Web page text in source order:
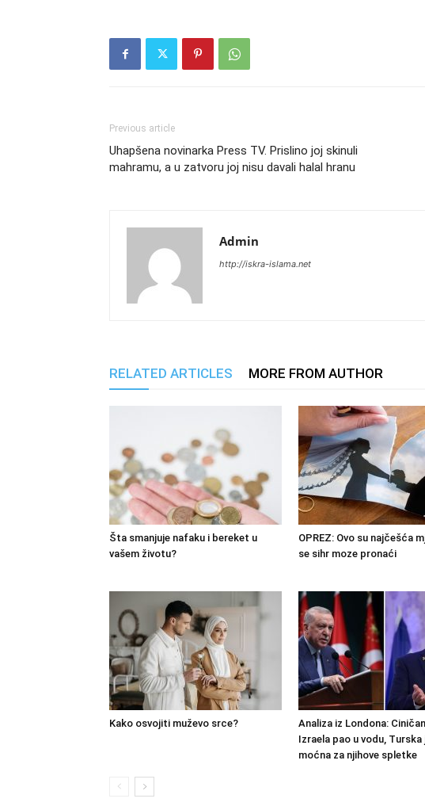
Previous article
Uhapšena novinarka Press TV. Prislino joj skinuli
mahramu, a u zatvoru joj nisu davali halal hranu
Admin
http://iskra-islama.net
RELATED ARTICLES MORE FROM AUTHOR
Šta smanjuje nafaku i bereket u
vašem životu?
OPREZ: Ovo su najčešća
se sihr moze pronaći
Kako osvojiti muževo srce?
Analiza iz Londona:
Izraela pao u vodu, Turska
moćna za njihove spletke